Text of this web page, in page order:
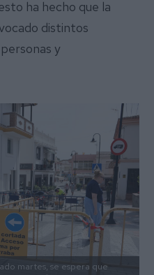
ha hecho que la
distintos
y
martes, se espera que